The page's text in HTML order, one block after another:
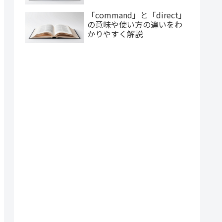
「command」と「direct」
の意味や使い方の違いをわ
かりやすく解説